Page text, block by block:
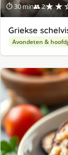
⏱ 30 min👥 2
Griekse
Avondeten &